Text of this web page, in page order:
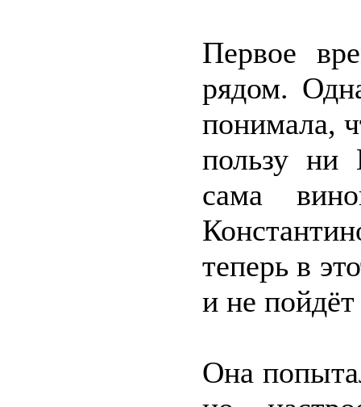
Первое
рядом.
понимала,
пользу ни
сама
теперь в
и не
Она